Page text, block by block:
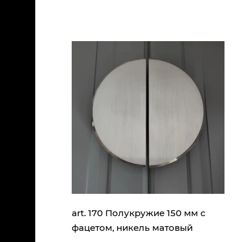
art. 170 Полукружие 150 мм с
фацетом, никель матовый